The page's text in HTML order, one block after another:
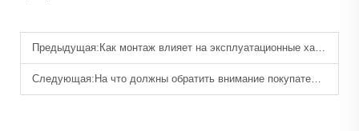
Предыдущая: Как монтаж влияет на эксплуатационные характеристики фенольных шкафчиков?
Следующая: На что должны обратить внимание покупатели при выборе фенольных шкафчиков?